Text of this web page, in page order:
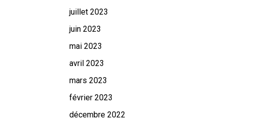
juillet 2023
juin 2023
mai 2023
avril 2023
mars 2023
février 2023
décembre 2022